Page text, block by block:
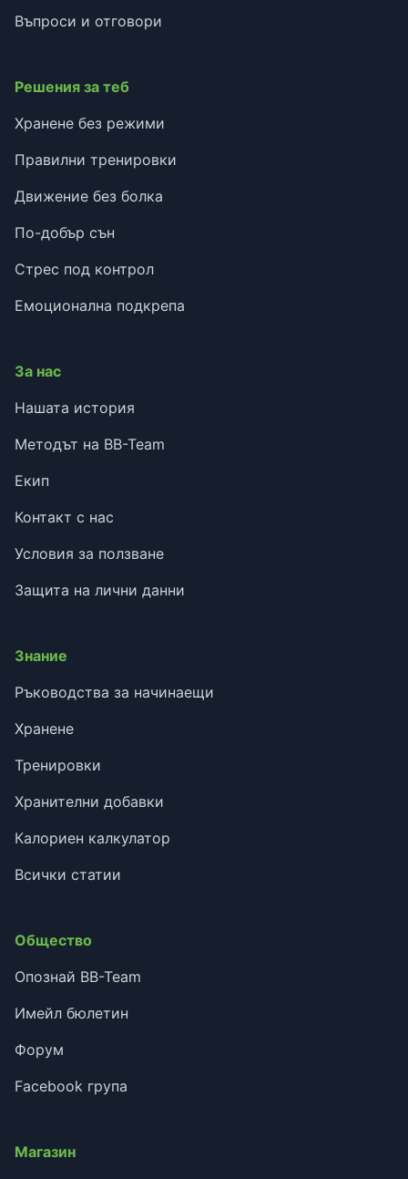
Въпроси и отговори
Решения за теб
Хранене без режими
Правилни тренировки
Движение без болка
По-добър сън
Стрес под контрол
Емоционална подкрепа
За нас
Нашата история
Методът на BB-Team
Екип
Контакт с нас
Условия за ползване
Защита на лични данни
Знание
Ръководства за начинаещи
Хранене
Тренировки
Хранителни добавки
Калориен калкулатор
Всички статии
Общество
Опознай BB-Team
Имейл бюлетин
Форум
Facebook група
Магазин